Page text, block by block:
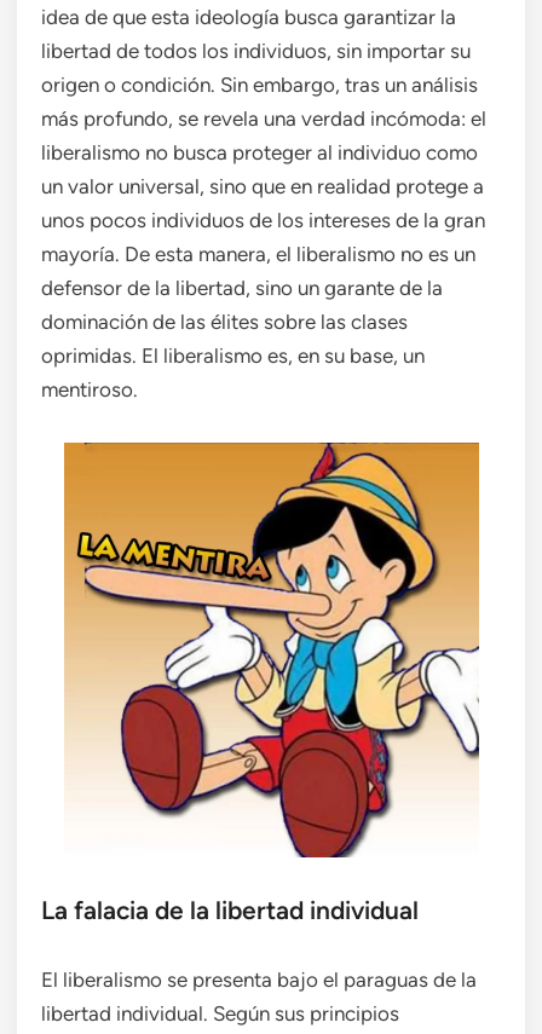
idea de que esta ideología busca garantizar la
libertad de todos los individuos, sin importar su
origen o condición. Sin embargo, tras un análisis
más profundo, se revela una verdad incómoda: el
liberalismo no busca proteger al individuo como
un valor universal, sino que en realidad protege a
unos pocos individuos de los intereses de la gran
mayoría. De esta manera, el liberalismo no es un
defensor de la libertad, sino un garante de la
dominación de las élites sobre las clases
oprimidas. El liberalismo es, en su base, un
mentiroso.
La falacia de la libertad individual
El liberalismo se presenta bajo el paraguas de la
libertad individual. Según sus principios